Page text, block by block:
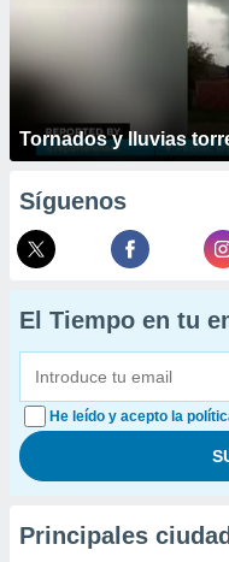
Tornados y lluvias
Síguenos
El Tiempo en tu
He leído y acepto la
Principales